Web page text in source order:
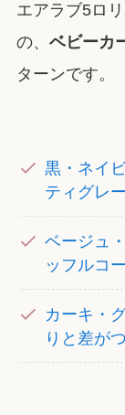
エアラブ5ロ
の、 ベビーカ
ターンです。
黒・ネイ
ティグレ
ベージュ
ッフルコ
カーキ・
りと差が